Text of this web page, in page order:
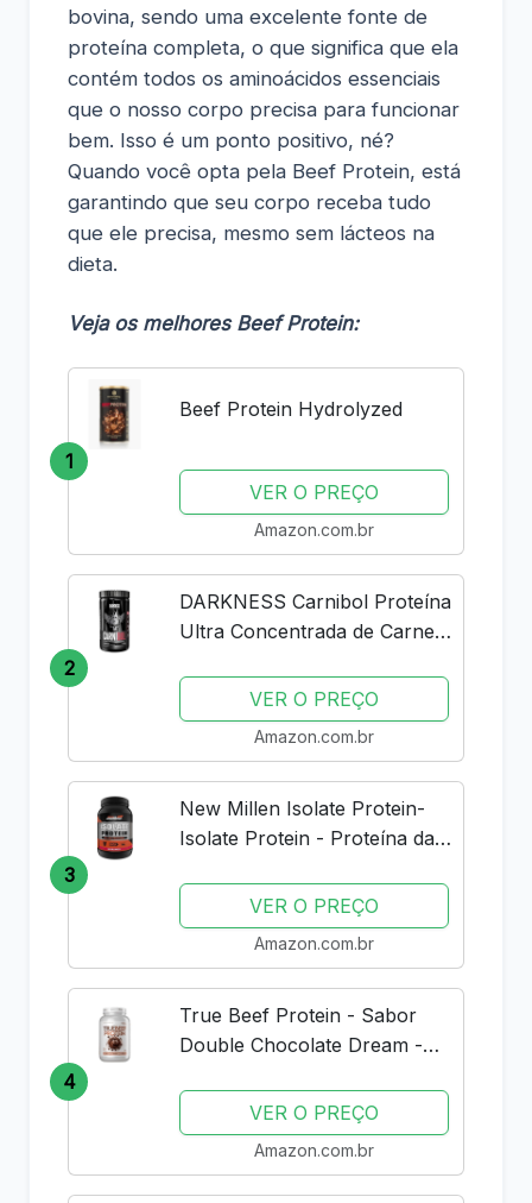
bovina, sendo uma excelente fonte de
proteína completa, o que significa que ela
contém todos os aminoácidos essenciais
que o nosso corpo precisa para funcionar
bem. Isso é um ponto positivo, né?
Quando você opta pela Beef Protein, está
garantindo que seu corpo receba tudo
que ele precisa, mesmo sem lácteos na
dieta.
Veja os melhores Beef Protein:
1
Beef Protein Hydrolyzed
VER O PREÇO
Amazon.com.br
2
DARKNESS Carnibol Proteína
Ultra Concentrada de Carne
Complemento Proteico de
Alto Rendimento - Ganho de
Massa Muscular e Aumento
de...
VER O PREÇO
Amazon.com.br
3
New Millen Isolate Protein-
Isolate Protein - Proteína da
VER O PREÇO
Amazon.com.br
4
True Beef Protein - Sabor
Double Chocolate Dream -
VER O PREÇO
Amazon.com.br